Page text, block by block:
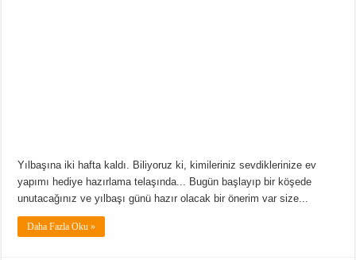
Yılbaşına iki hafta kaldı. Biliyoruz ki, kimileriniz sevdiklerinize ev
yapımı hediye hazırlama telaşında... Bugün başlayıp bir köşede
unutacağınız ve yılbaşı günü hazır olacak bir önerim var size...
Daha Fazla Oku »